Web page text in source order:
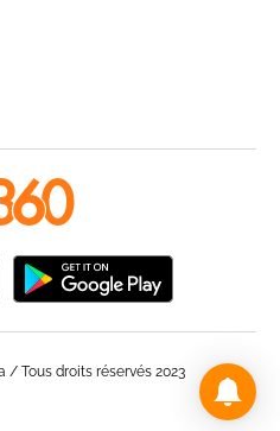
Tous droits réservés 2023